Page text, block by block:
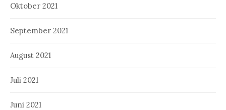
Oktober 2021
September 2021
August 2021
Juli 2021
Juni 2021